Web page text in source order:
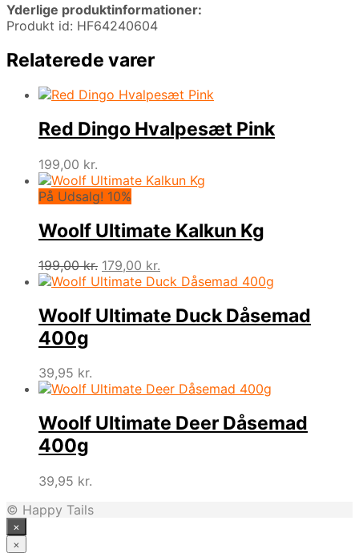
Yderlige produktinformationer:
Produkt id: HF64240604
Relaterede varer
Red Dingo Hvalpesæt Pink
199,00 kr.
På Udsalg! 10%
Woolf Ultimate Kalkun Kg
199,00kr. Den
oprindelige
var:
199,00 kr..
179,00 kr.
aktuelle
er:
179,00 kr..
Woolf Ultimate Duck Dåsemad
400g
39,95 kr.
Woolf Ultimate Deer Dåsemad
400g
39,95 kr.
© Happy Tails
×
×